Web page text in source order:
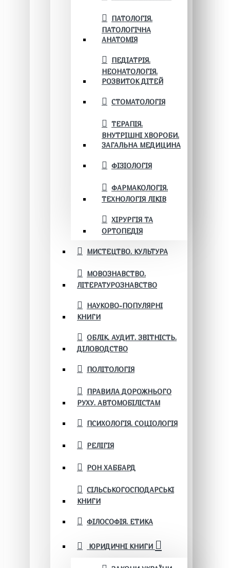
ПАТОЛОГІЯ.
ПАТОЛОГІЧНА
АНАТОМІЯ
ПЕДІАТРІЯ.
НЕОНАТОЛОГІЯ.
РОЗВИТОК ДІТЕЙ
СТОМАТОЛОГІЯ
ТЕРАПІЯ.
ВНУТРІШНІ ХВОРОБИ.
ЗАГАЛЬНА МЕДИЦИНА
ФІЗІОЛОГІЯ
ФАРМАКОЛОГІЯ.
ТЕХНОЛОГІЯ ЛІКІВ
ХІРУРГІЯ ТА
ОРТОПЕДІЯ
МИСТЕЦТВО. КУЛЬТУРА
МОВОЗНАВСТВО.
ЛІТЕРАТУРОЗНАВСТВО
НАУКОВО-ПОПУЛЯРНІ
КНИГИ
ОБЛІК. АУДИТ. ЗВІТНІСТЬ.
ДІЛОВОДСТВО
ПОЛІТОЛОГІЯ
ПРАВИЛА ДОРОЖНЬОГО
РУХУ. АВТОМОБІЛІСТАМ
ПСИХОЛОГІЯ. СОЦІОЛОГІЯ
РЕЛІГІЯ
РОН ХАББАРД
СІЛЬСЬКОГОСПОДАРСЬКІ
КНИГИ
ФІЛОСОФІЯ. ЕТИКА
ЮРИДИЧНІ КНИГИ